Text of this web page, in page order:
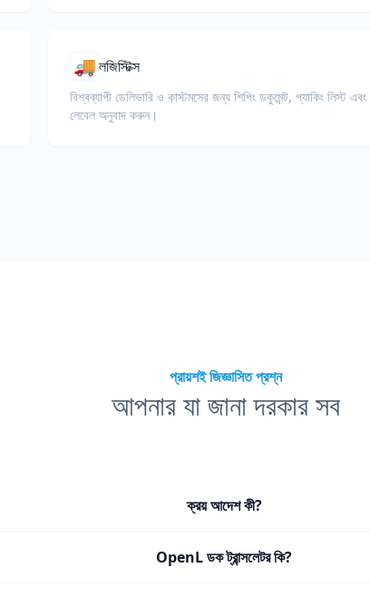
🚚লজিস্টিক্স
বিশ্বব্যাপী ডেলিভারি ও কাস্টমসের জন্য শিপিং ডকুমেন্ট, প্যাকিং লিস্ট এবং
লেবেল অনুবাদ করুন।
প্রায়শই জিজ্ঞাসিত প্রশ্ন
আপনার যা জানা দরকার সব
ক্রয় আদেশ কী?
OpenL ডক ট্রান্সলেটর কি?